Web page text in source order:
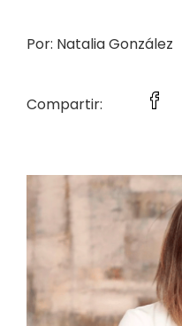
Por: Natalia González
Compartir: